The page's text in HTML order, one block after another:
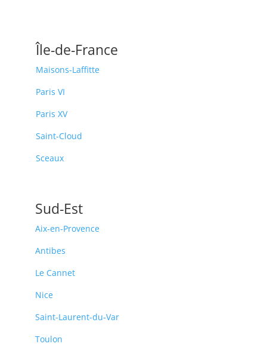
Île-de-France
Maisons-Laffitte
Paris VI
Paris XV
Saint-Cloud
Sceaux
Sud-Est
Aix-en-Provence
Antibes
Le Cannet
Nice
Saint-Laurent-du-Var
Toulon